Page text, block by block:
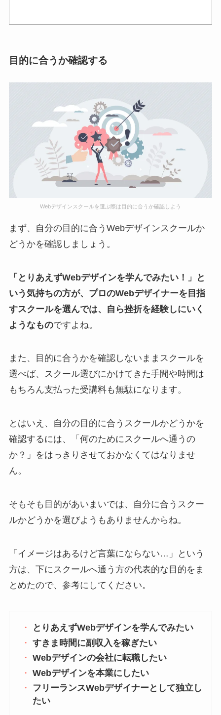
目的に合うか確認する
Webデザインスクールを選ぶ際は目的に合うか確認しよう
まず、自分の目的に合うWebデザインスクールか
どうかを確認しましょう。
「とりあえずWebデザインを学んでみたい！」と
いう気持ちの方が、プロのWebデザイナーを目指
すスクールを選んでは、自ら挫折を経験しにいく
ようなものですよね。
また、目的に合うかを確認しないままスクールを
選べば、スクール選びにかけてきた手間や時間は
もちろん支払った受講料も無駄になります。
とはいえ、自分の目的に合うスクールかどうかを
確認するには、「何のためにスクールへ通うの
か？」をはっきりさせておかなくてはなりませ
ん。
そもそも目的があいまいでは、自分に合うスクー
ルかどうかを選びようもありませんからね。
「イメージはあるけど言葉にならない…」という
方は、下にスクールへ通う方の代表的な目的をま
とめたので、参考にしてください。
とりあえずWebデザインを学んでみたい
すきま時間に副収入を稼ぎたい
Webデザインの会社に転職したい
Webデザインを本業にしたい
フリーランスWebデザイナーとして独立し
たい